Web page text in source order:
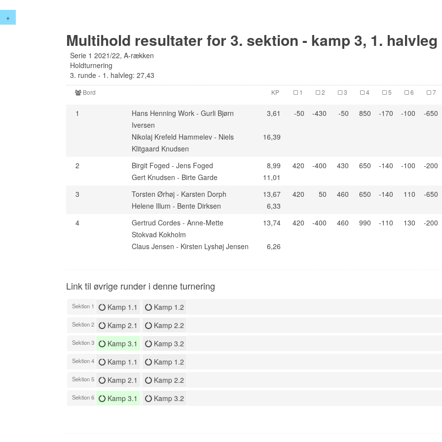
+
Multihold resultater for 3. sektion - kamp 3, 1. halvleg
Serie 1 2021/22, A-rækken
Holdturnering
3. runde - 1. halvleg: 27,43
Bord KP 1 2 3 4 5 6 7
1
Hans Henning Work - Gurli Bjørn
Iversen
3,61
Nikolaj Krefeld Hammelev - Niels
Klitgaard Knudsen
16,39
-50 -430 -50 850 -170 -100 -650
2 Birgit Foged - Jens Foged
8,99
Gert Knudsen - Birte Garde
11,01
420 -400 430 650 -140 -100 -200
3 Torsten Ørhøj - Karsten Dorph
13,67
Helene Illum - Bente Dirksen
6,33
420 50 460 650 -140 110 -650
4
Gertrud Cordes - Anne-Mette
Stokvad Kokholm
13,74
Claus Jensen - Kirsten Lyshøj Jensen 6,26
420 -400 460 990 -110 130 -200
Link til øvrige runder i denne turnering
Sektion 1 Kamp 1.1 Kamp 1.2
Sektion 2 Kamp 2.1 Kamp 2.2
Sektion 3 Kamp 3.1 Kamp 3.2
Sektion 4 Kamp 1.1 Kamp 1.2
Sektion 5 Kamp 2.1 Kamp 2.2
Sektion 6 Kamp 3.1 Kamp 3.2